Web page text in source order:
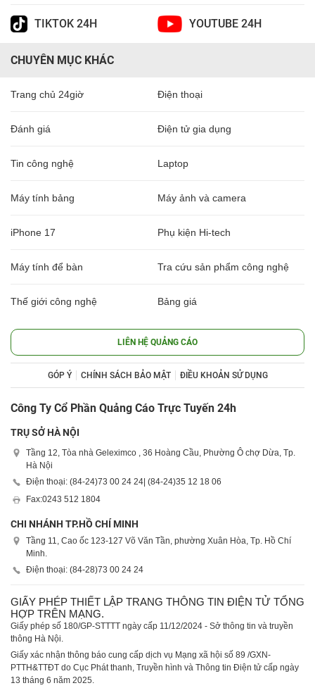
TIKTOK 24H YOUTUBE 24H
CHUYÊN MỤC KHÁC
Trang chủ 24giờ Điện thoại
Đánh giá Điện tử gia dụng
Tin công nghệ Laptop
Máy tính bảng Máy ảnh và camera
iPhone 17 Phụ kiện Hi-tech
Máy tính để bàn Tra cứu sản phẩm công nghệ
Thế giới công nghệ Bảng giá
LIÊN HỆ QUẢNG CÁO
GÓP Ý CHÍNH SÁCH BẢO MẬT ĐIỀU KHOẢN SỬ DỤNG
Công Ty Cổ Phần Quảng Cáo Trực Tuyến 24h
TRỤ SỞ HÀ NỘI
Tầng 12, Tòa nhà Geleximco , 36 Hoàng Cầu, Phường Ô chợ Dừa, Tp.
Hà Nội
Điện thoại: (84-24)73 00 24 24| (84-24)35 12 18 06
Fax:0243 512 1804
CHI NHÁNH TP.HỒ CHÍ MINH
Tầng 11, Cao ốc 123-127 Võ Văn Tần, phường Xuân Hòa, Tp. Hồ Chí
Minh.
Điện thoại: (84-28)73 00 24 24
GIẤY PHÉP THIẾT LẬP TRANG THÔNG TIN ĐIỆN TỬ TỔNG
HỢP TRÊN MẠNG.
Giấy phép số 180/GP-STTTT ngày cấp 11/12/2024 - Sở thông tin và truyền
thông Hà Nội.
Giấy xác nhận thông báo cung cấp dịch vụ Mạng xã hội số 89 /GXN-
PTTH&TTĐT do Cục Phát thanh, Truyền hình và Thông tin Điện tử cấp ngày
13 tháng 6 năm 2025.